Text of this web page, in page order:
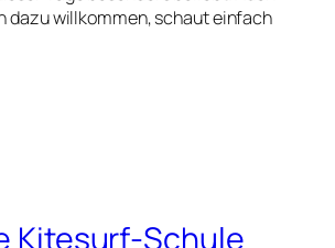
dazu willkommen, schaut einfach
Kitesurf-Schule